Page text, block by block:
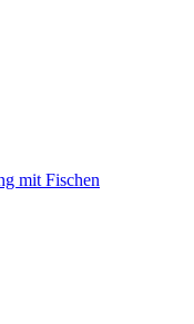
mit Fischen